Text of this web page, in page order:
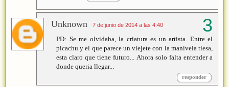
Unknown 7 de junio de 2014 a las 4:40
PD: Se me olvidaba, la criatura es un artista. Entre el
picachu y el que parece un viejete con la manivela tiesa,
esta claro que tiene futuro... Ahora solo falta entender a
donde queria llegar...
responder